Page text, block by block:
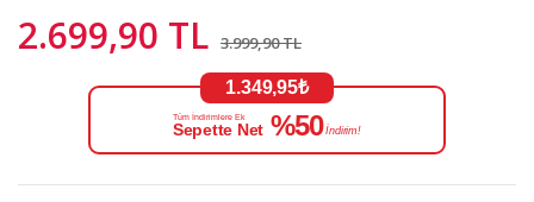
2.699,90 TL 3.999,90 TL
1.349,95₺
Tüm İndirimlere Ek
Sepette Net %50 İndirim!